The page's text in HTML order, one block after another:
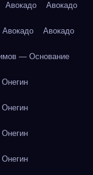
Авокадо Авокадо
Авокадо Авокадо
— Основание